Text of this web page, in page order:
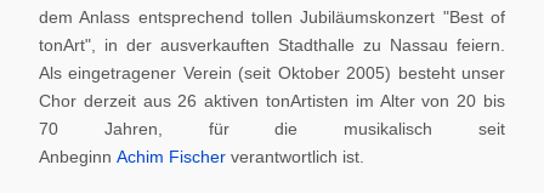
dem Anlass entsprechend tollen Jubiläumskonzert "Best of
tonArt", in der ausverkauften Stadthalle zu Nassau feiern.
Als eingetragener Verein (seit Oktober 2005) besteht unser
Chor derzeit aus 26 aktiven tonArtisten im Alter von 20 bis
70 Jahren, für die musikalisch seit
Anbeginn Achim Fischer verantwortlich ist.